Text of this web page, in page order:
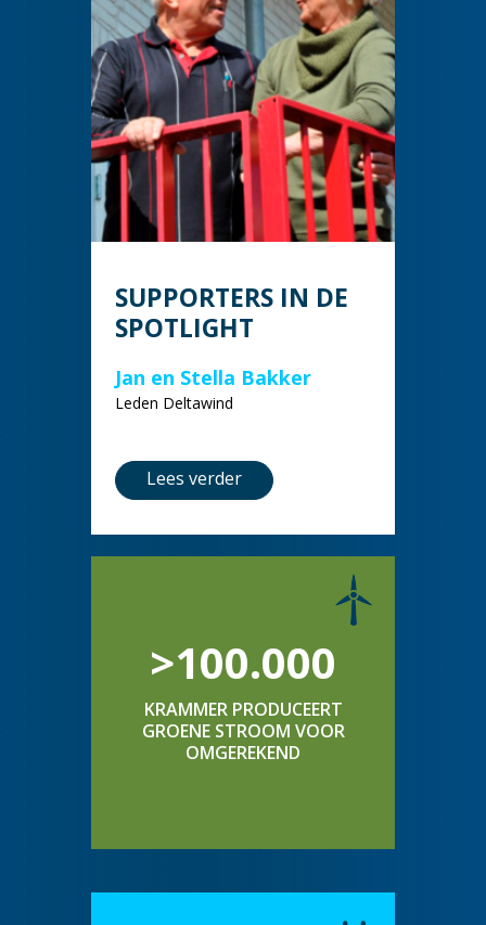
SUPPORTERS IN DE
SPOTLIGHT
Jan en Stella Bakker
Leden Deltawind
Lees verder
>100.000
KRAMMER PRODUCEERT
GROENE STROOM VOOR
OMGEREKEND